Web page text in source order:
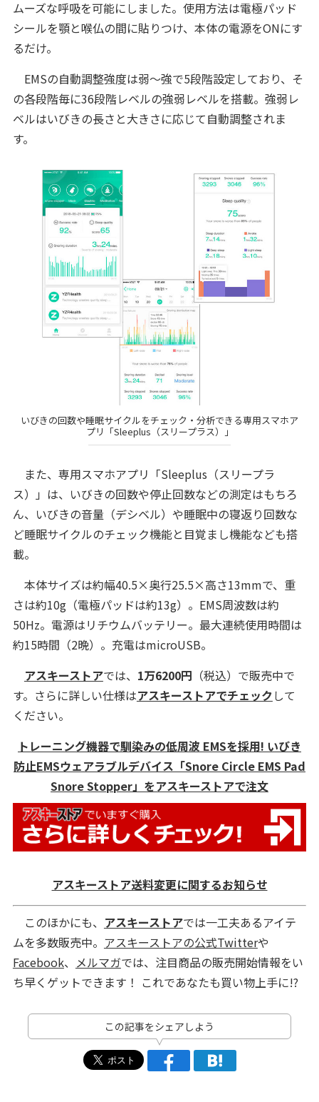
ムーズな呼吸を可能にしました。使用方法は電極パッド
シールを顎と喉仏の間に貼りつけ、本体の電源をONにす
るだけ。
EMSの自動調整強度は弱～強で5段階設定しており、そ
の各段階毎に36段階レベルの強弱レベルを搭載。強弱レ
ベルはいびきの長さと大きさに応じて自動調整されま
す。
いびきの回数や睡眠サイクルをチェック・分析できる専用スマホア
プリ「Sleeplus（スリープラス）」
また、専用スマホアプリ「Sleeplus（スリープラ
ス）」は、いびきの回数や停止回数などの測定はもちろ
ん、いびきの音量（デシベル）や睡眠中の寝返り回数な
ど睡眠サイクルのチェック機能と目覚まし機能なども搭
載。
本体サイズは約幅40.5×奥行25.5×高さ13mmで、重
さは約10g（電極パッドは約13g）。EMS周波数は約
50Hz。電源はリチウムバッテリー。最大連続使用時間は
約15時間（2晩）。充電はmicroUSB。
アスキーストアでは、 1万6200円 （税込）で販売中で
す。さらに詳しい仕様はアスキーストアでチェックして
ください。
トレーニング機器で馴染みの低周波 EMSを採用! いびき
防止EMSウェアラブルデバイス「Snore Circle EMS Pad
Snore Stopper」をアスキーストアで注文
アスキーストア送料変更に関するお知らせ
このほかにも、 アスキーストアでは一工夫あるアイテ
ムを多数販売中。 アスキーストアの公式Twitterや
Facebook、 メルマガでは、注目商品の販売開始情報をい
ち早くゲットできます！ これであなたも買い物上手に!?
この記事をシェアしよう